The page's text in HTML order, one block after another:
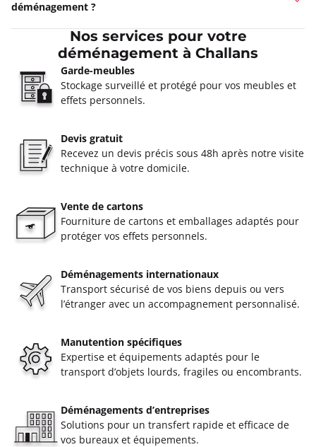
déménagement ?
Nos services pour votre
déménagement à Challans
Garde-meubles
Stockage surveillé et protégé pour vos meubles et
effets personnels.
Devis gratuit
Recevez un devis précis sous 48h après notre visite
technique à votre domicile.
Vente de cartons
Fourniture de cartons et emballages adaptés pour
protéger vos effets personnels.
Déménagements internationaux
Transport sécurisé de vos biens depuis ou vers
l’étranger avec un accompagnement personnalisé.
Manutention spécifiques
Expertise et équipements adaptés pour le
transport d’objets lourds, fragiles ou encombrants.
Déménagements d’entreprises
Solutions pour un transfert rapide et efficace de
vos bureaux et équipements.